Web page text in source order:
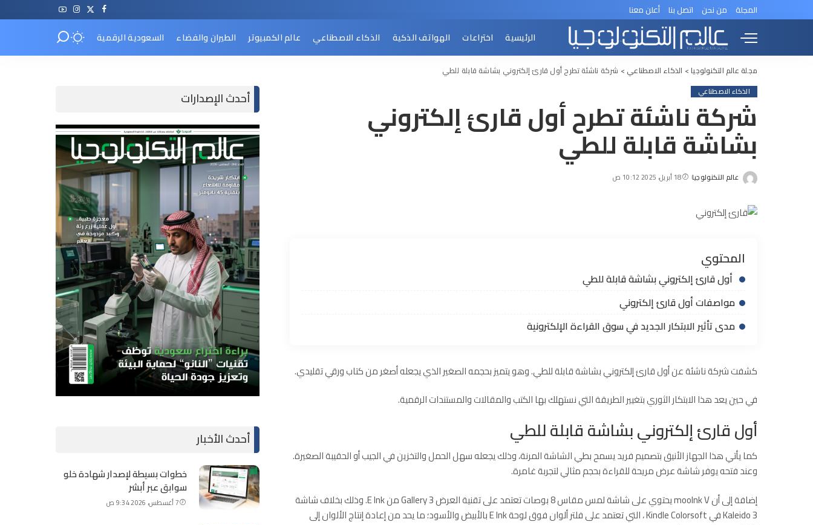
المجلة من نحن اتصل بنا أعلن معنا
الرئيسية اختراعات الهواتف الذكية الذكاء الاصطناعي عالم الكمبيوتر الطيران والفضاء السعودية الرقمية
مجلة عالم التكنولوجيا> الذكاء الاصطناعي > شركة ناشئة تطرح أول قارئ إلكتروني بشاشة قابلة للطي
الذكاء الاصطناعي
شركة ناشئة تطرح أول قارئ إلكتروني
بشاشة قابلة للطي
Posted
عالم التكنولوجيا 18 أبريل، 2025 10:12 ص
المحتوي
أول قارئ إلكتروني بشاشة قابلة للطي
مواصفات أول قارئ إلكتروني
مدى تأثير الابتكار الجديد في سوق القراءة الإلكترونية
كشفت شركة ناشئة عن أول قارئ إلكتروني بشاشة قابلة للطي. وهو يتميز بحجمه الصغير الذي يجعله أصغر من كتاب ورقي تقليدي.
في حين يعد هذا الابتكار الثوري بتغيير الطريقة التي نستهلك بها الكتب والمقالات والمستندات الرقمية.
أول قارئ إلكتروني بشاشة قابلة للطي
كما يأتي هذا الجهاز الأنيق بتصميم فريد يسمح بطي الشاشة المرنة، وذلك يجعله سهل الحمل والتخزين في الجيب أو الحقيبة الصغيرة.
وعند فتحه يوفر شاشة عرض مريحة للقراءة بحجم مثالي لتجربة غامرة.
إضافة إلى أن mooInk V يحتوي على شاشة لمس مقاس 8 بوصات تعتمد على تقنية العرض Gallery 3 من E Ink. وذلك بخلاف شاشة
Kaleido 3 في Kindle Colorsoft ، التي تعتمد على فلتر ألوان فوق لوحة E Ink بالأبيض والأسود؛ ما يحد من إعادة إنتاج الألوان إلى
أحدث الإصدارات
أحدث الأخبار
خطوات بسيطة لإصدار شهادة خلو
سوابق عبر أبشر
7 أغسطس، 2026 9:34 ص